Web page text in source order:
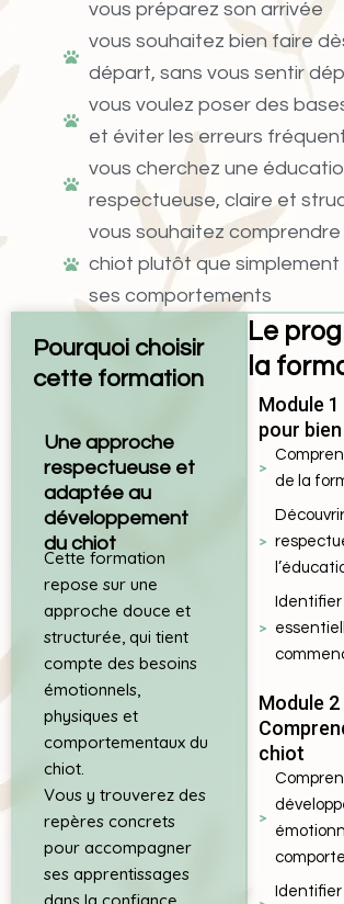
vous préparez son arrivée
vous souhaitez bien faire
départ, sans vous sentir
vous voulez poser des
et éviter les erreurs
vous cherchez une
respectueuse, claire et
vous souhaitez
chiot plutôt que simplement
ses comportements
Le
la
Module
pour
de la
Identifier
Module
chiot
Identifier
Pourquoi choisir
cette formation
Une approche
respectueuse et
adaptée au
développement
du chiot
Cette formation
repose sur une
approche douce et
structurée, qui tient
compte des besoins
émotionnels,
physiques et
comportementaux du
chiot.
Vous y trouverez des
repères concrets
pour accompagner
ses apprentissages